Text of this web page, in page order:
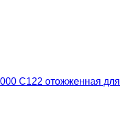
С122 отожженная для